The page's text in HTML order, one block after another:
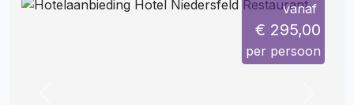
vanaf
€ 295,00
per persoon